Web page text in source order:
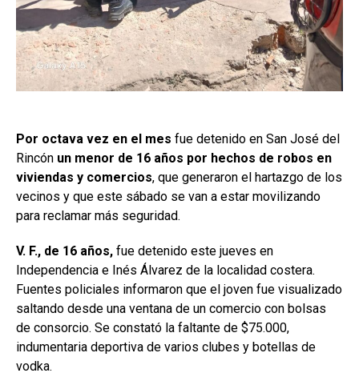
Por octava vez en el mes fue detenido en San José del
Rincón un menor de 16 años por hechos de robos en
viviendas y comercios, que generaron el hartazgo de los
vecinos y que este sábado se van a estar movilizando
para reclamar más seguridad.
V. F., de 16 años, fue detenido este jueves en
Independencia e Inés Álvarez de la localidad costera.
Fuentes policiales informaron que el joven fue visualizado
saltando desde una ventana de un comercio con bolsas
de consorcio. Se constató la faltante de $75.000,
indumentaria deportiva de varios clubes y botellas de
vodka.